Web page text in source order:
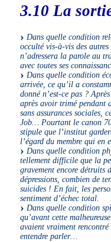
3.10 La
Dans quelle condition
occulté vis-à-vis des
n’adressera la parole au
avec toutes ses
Dans quelle condition
arrivée, ce qu’il a
donné n’est-ce pas ?
après avoir trimé pendant
sans assurances sociales,
Job… Pourtant le canon
stipule que l’institut
l’égard du membre qui en
Dans quelle condition
tellement difficile que la
gravement encore détruits
dépressions, combien de
suicides ! En fait, les
sentiment d’échec total.
Dans quelle condition
qu’avant cette
avaient vraiment
entendre parler…